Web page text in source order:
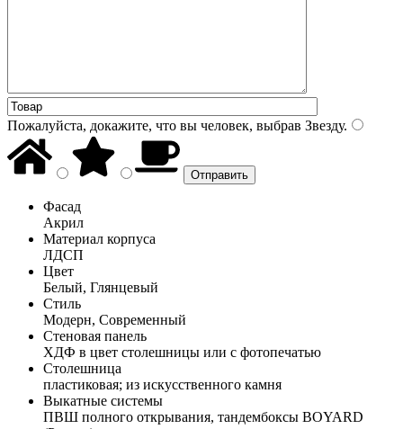
Пожалуйста, докажите, что вы человек, выбрав Звезду.
Фасад
Акрил
Материал корпуса
ЛДСП
Цвет
Белый, Глянцевый
Стиль
Модерн, Современный
Стеновая панель
ХДФ в цвет столешницы или с фотопечатью
Столешница
пластиковая; из искусственного камня
Выкатные системы
ПВШ полного открывания, тандембоксы BOYARD